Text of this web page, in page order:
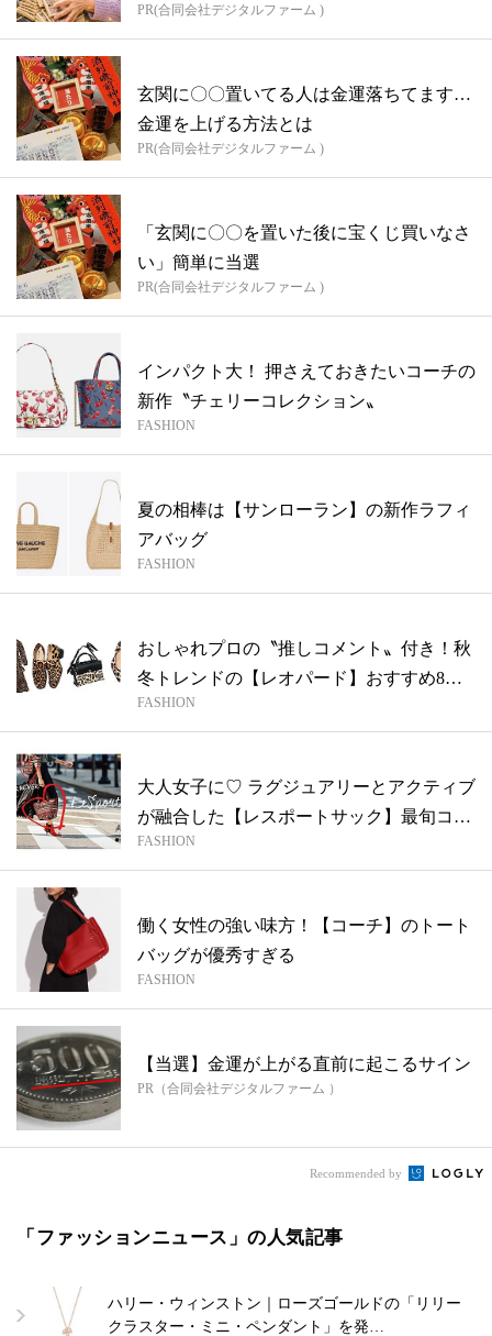
PR(合同会社デジタルファーム )
玄関に〇〇置いてる人は金運落ちてます…
金運を上げる方法とは
PR(合同会社デジタルファーム )
「玄関に〇〇を置いた後に宝くじ買いなさ
い」簡単に当選
PR(合同会社デジタルファーム )
インパクト大！ 押さえておきたいコーチの
新作〝チェリーコレクション〟
FASHION
夏の相棒は【サンローラン】の新作ラフィ
アバッグ
FASHION
おしゃれプロの〝推しコメント〟付き！秋
冬トレンドの【レオパード】おすすめ8ア
イテ...
FASHION
大人女子に♡ ラグジュアリーとアクティブ
が融合した【レスポートサック】最旬コレ
ク...
FASHION
働く女性の強い味方！【コーチ】のトート
バッグが優秀すぎる
FASHION
【当選】金運が上がる直前に起こるサイン
PR（合同会社デジタルファーム ）
Recommended by
「ファッションニュース」の人気記事
ハリー・ウィンストン｜ローズゴールドの「リリー
クラスター・ミニ・ペンダント」を発…